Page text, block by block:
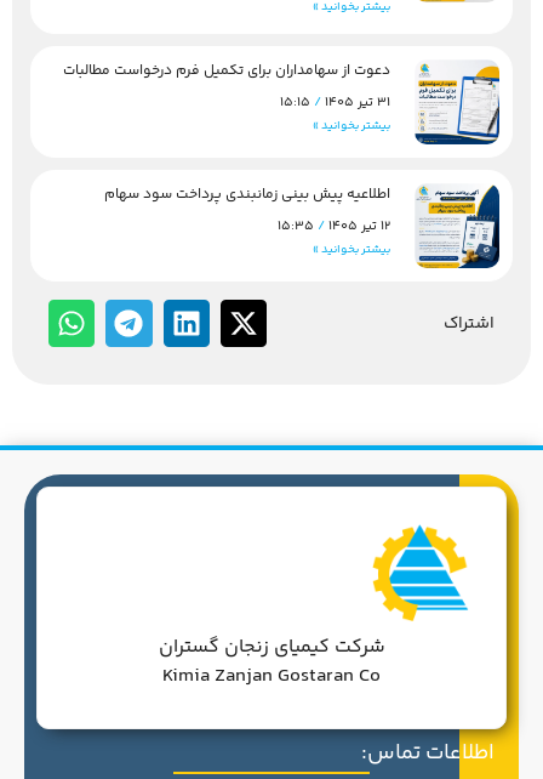
اشتراک
بیشتر بخوانید »
دعوت از سهامداران برای تکمیل فرم درخواست مطالبات
31 تیر 1405
بیشتر بخوانید »
اطلاعیه پیش بینی زمانبندی پرداخت سود سهام
12 تیر 1405
بیشتر بخوانید »
اطلاعات تماس:
شرکت کیمیای زنجان گستران
Kimia Zanjan Gostaran Co